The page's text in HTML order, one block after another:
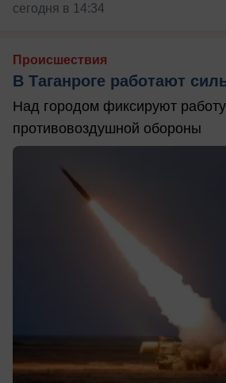
сегодня в 14:34
Происшествия
В Таганроге работают
Над городом фиксируют
противовоздушной обороны